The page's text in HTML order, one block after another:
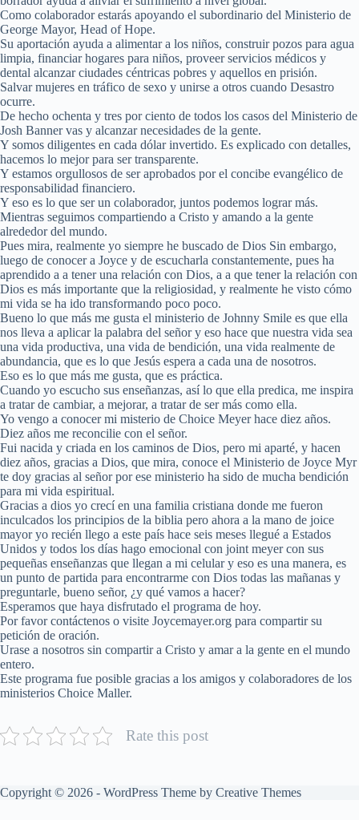
Como colaborador estarás apoyando el subordinario del Ministerio de
George Mayor, Head of Hope.
Su aportación ayuda a alimentar a los niños, construir pozos para agua
limpia, financiar hogares para niños, proveer servicios médicos y
dental alcanzar ciudades céntricas pobres y aquellos en prisión.
Salvar mujeres en tráfico de sexo y unirse a otros cuando Desastro
ocurre.
De hecho ochenta y tres por ciento de todos los casos del Ministerio de
Josh Banner vas y alcanzar necesidades de la gente.
Y somos diligentes en cada dólar invertido. Es explicado con detalles,
hacemos lo mejor para ser transparente.
Y estamos orgullosos de ser aprobados por el concibe evangélico de
responsabilidad financiero.
Y eso es lo que ser un colaborador, juntos podemos lograr más.
Mientras seguimos compartiendo a Cristo y amando a la gente
alrededor del mundo.
Pues mira, realmente yo siempre he buscado de Dios Sin embargo,
luego de conocer a Joyce y de escucharla constantemente, pues ha
aprendido a a tener una relación con Dios, a a que tener la relación con
Dios es más importante que la religiosidad, y realmente he visto cómo
mi vida se ha ido transformando poco poco.
Bueno lo que más me gusta el ministerio de Johnny Smile es que ella
nos lleva a aplicar la palabra del señor y eso hace que nuestra vida sea
una vida productiva, una vida de bendición, una vida realmente de
abundancia, que es lo que Jesús espera a cada una de nosotros.
Eso es lo que más me gusta, que es práctica.
Cuando yo escucho sus enseñanzas, así lo que ella predica, me inspira
a tratar de cambiar, a mejorar, a tratar de ser más como ella.
Yo vengo a conocer mi misterio de Choice Meyer hace diez años.
Diez años me reconcilie con el señor.
Fui nacida y criada en los caminos de Dios, pero mi aparté, y hacen
diez años, gracias a Dios, que mira, conoce el Ministerio de Joyce Myr
te doy gracias al señor por ese ministerio ha sido de mucha bendición
para mi vida espiritual.
Gracias a dios yo crecí en una familia cristiana donde me fueron
inculcados los principios de la biblia pero ahora a la mano de joice
mayor yo recién llego a este país hace seis meses llegué a Estados
Unidos y todos los días hago emocional con joint meyer con sus
pequeñas enseñanzas que llegan a mi celular y eso es una manera, es
un punto de partida para encontrarme con Dios todas las mañanas y
preguntarle, bueno señor, ¿y qué vamos a hacer?
Esperamos que haya disfrutado el programa de hoy.
Por favor contáctenos o visite Joycemayer.org para compartir su
petición de oración.
Urase a nosotros sin compartir a Cristo y amar a la gente en el mundo
entero.
Este programa fue posible gracias a los amigos y colaboradores de los
ministerios Choice Maller.
Rate this post
Copyright © 2026 - WordPress Theme by Creative Themes